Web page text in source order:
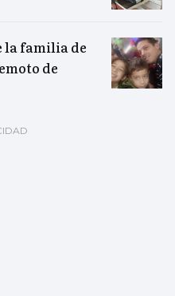
la familia de
de